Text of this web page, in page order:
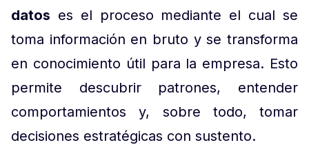
datos es el proceso mediante el cual se
toma información en bruto y se transforma
en conocimiento útil para la empresa. Esto
permite descubrir patrones, entender
comportamientos y, sobre todo, tomar
decisiones estratégicas con sustento.